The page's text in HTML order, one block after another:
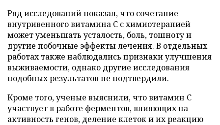
Ряд исследований показал, что сочетание
внутривенного витамина C с химиотерапией
может уменьшать усталость, боль, тошноту и
другие побочные эффекты лечения. В отдельных
работах также наблюдались признаки улучшения
выживаемости, однако другие исследования
подобных результатов не подтвердили.
Кроме того, ученые выяснили, что витамин C
участвует в работе ферментов, влияющих на
активность генов, деление клеток и их реакцию